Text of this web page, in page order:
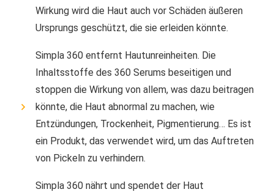
Wirkung wird die Haut auch vor Schäden äußeren
Ursprungs geschützt, die sie erleiden könnte.
Simpla 360 entfernt Hautunreinheiten. Die
Inhaltsstoffe des 360 ​​Serums beseitigen und
stoppen die Wirkung von allem, was dazu beitragen
könnte, die Haut abnormal zu machen, wie
Entzündungen, Trockenheit, Pigmentierung… Es ist
ein Produkt, das verwendet wird, um das Auftreten
von Pickeln zu verhindern.
Simpla 360 nährt und spendet der Haut